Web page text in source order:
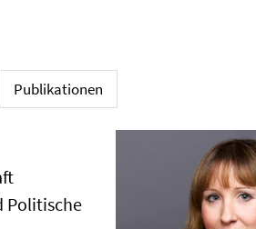
Publikationen
Politische